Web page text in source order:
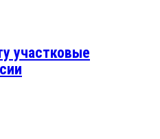
участковые